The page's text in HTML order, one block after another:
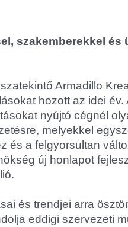
szakemberekkel és
Armadillo
hozott az idei év.
nyújtó cégnél
melyekkel
és a felgyorsultan
új honlapot
és trendjei arra
eddigi szervezeti